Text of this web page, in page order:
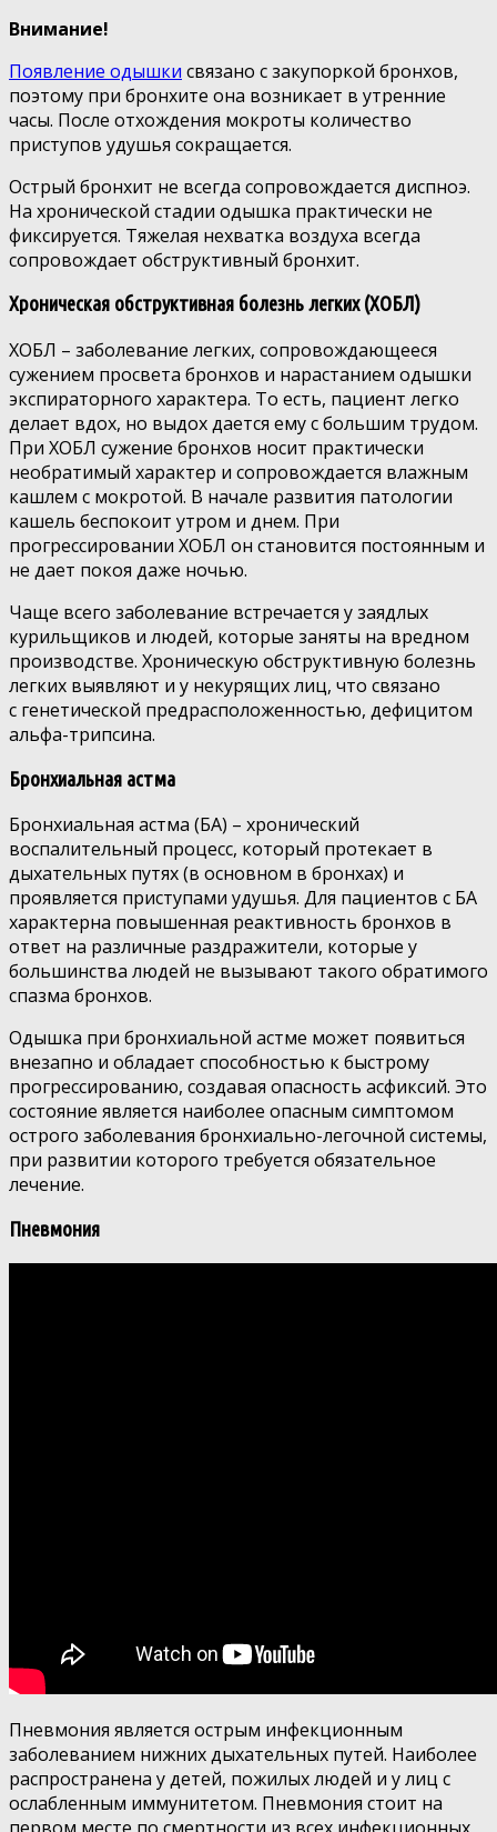
Внимание!
Появление одышки связано с закупоркой бронхов,
поэтому при бронхите она возникает в утренние
часы. После отхождения мокроты количество
приступов удушья сокращается.
Острый бронхит не всегда сопровождается диспноэ.
На хронической стадии одышка практически не
фиксируется. Тяжелая нехватка воздуха всегда
сопровождает обструктивный бронхит.
Хроническая обструктивная болезнь легких (ХОБЛ)
ХОБЛ – заболевание легких, сопровождающееся
сужением просвета бронхов и нарастанием одышки
экспираторного характера. То есть, пациент легко
делает вдох, но выдох дается ему с большим трудом.
При ХОБЛ сужение бронхов носит практически
необратимый характер и сопровождается влажным
кашлем с мокротой. В начале развития патологии
кашель беспокоит утром и днем. При
прогрессировании ХОБЛ он становится постоянным и
не дает покоя даже ночью.
Чаще всего заболевание встречается у заядлых
курильщиков и людей, которые заняты на вредном
производстве. Хроническую обструктивную болезнь
легких выявляют и у некурящих лиц, что связано
с генетической предрасположенностью, дефицитом
альфа-трипсина.
Бронхиальная астма
Бронхиальная астма (БА) – хронический
воспалительный процесс, который протекает в
дыхательных путях (в основном в бронхах) и
проявляется приступами удушья. Для пациентов с БА
характерна повышенная реактивность бронхов в
ответ на различные раздражители, которые у
большинства людей не вызывают такого обратимого
спазма бронхов.
Одышка при бронхиальной астме может появиться
внезапно и обладает способностью к быстрому
прогрессированию, создавая опасность асфиксий. Это
состояние является наиболее опасным симптомом
острого заболевания бронхиально-легочной системы,
при развитии которого требуется обязательное
лечение.
Пневмония
Пневмония является острым инфекционным
заболеванием нижних дыхательных путей. Наиболее
распространена у детей, пожилых людей и у лиц с
ослабленным иммунитетом. Пневмония стоит на